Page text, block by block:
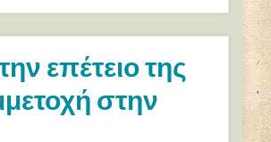
επέτειο της
στην